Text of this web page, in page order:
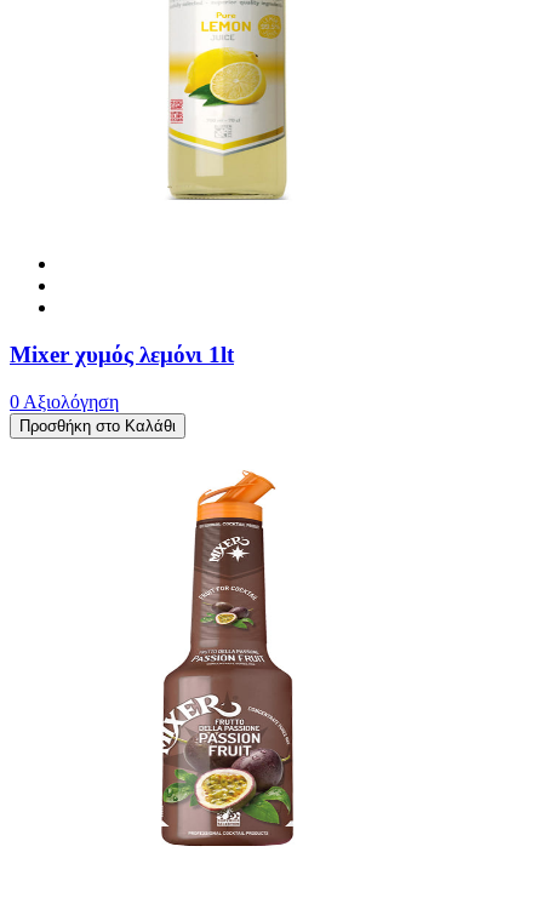
Mixer χυμός λεμόνι 1lt
0 Αξιολόγηση
Προσθήκη στο Καλάθι